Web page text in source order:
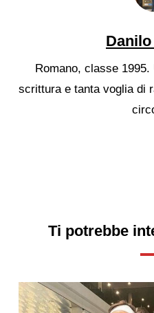
Romano, classe
scrittura e tanta voglia di
Ti potrebbe